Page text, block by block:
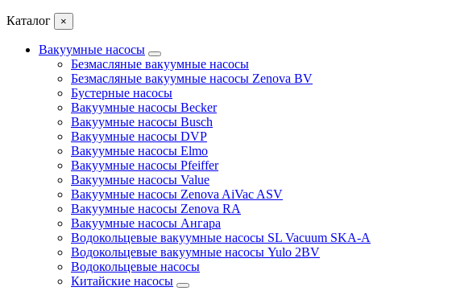
Каталог ×
Вакуумные насосы
Безмасляные вакуумные насосы
Безмасляные вакуумные насосы Zenova BV
Бустерные насосы
Вакуумные насосы Becker
Вакуумные насосы Busch
Вакуумные насосы DVP
Вакуумные насосы Elmo
Вакуумные насосы Pfeiffer
Вакуумные насосы Value
Вакуумные насосы Zenova AiVac ASV
Вакуумные насосы Zenova RA
Вакуумные насосы Ангара
Водокольцевые вакуумные насосы SL Vacuum SKA-A
Водокольцевые вакуумные насосы Yulo 2BV
Водокольцевые насосы
Китайские насосы